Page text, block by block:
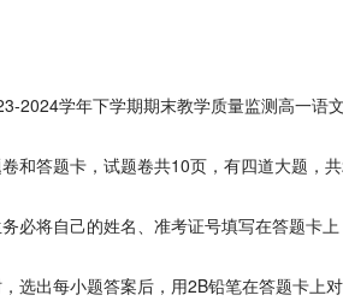
学年下学期期末教学质量监测高一语
答题卡，试题卷共10页，有四道大题，
将自己的姓名、准考证号填写在答题卡上
出每小题答案后，用2B铅笔在答题卡上